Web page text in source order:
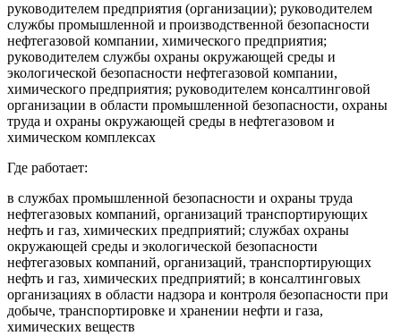
руководителем предприятия (организации); руководителем
службы промышленной и производственной безопасности
нефтегазовой компании, химического предприятия;
руководителем службы охраны окружающей среды и
экологической безопасности нефтегазовой компании,
химического предприятия; руководителем консалтинговой
организации в области промышленной безопасности, охраны
труда и охраны окружающей среды в нефтегазовом и
химическом комплексах
Где работает:
в службах промышленной безопасности и охраны труда
нефтегазовых компаний, организаций транспортирующих
нефть и газ, химических предприятий; службах охраны
окружающей среды и экологической безопасности
нефтегазовых компаний, организаций, транспортирующих
нефть и газ, химических предприятий; в консалтинговых
организациях в области надзора и контроля безопасности при
добыче, транспортировке и хранении нефти и газа,
химических веществ